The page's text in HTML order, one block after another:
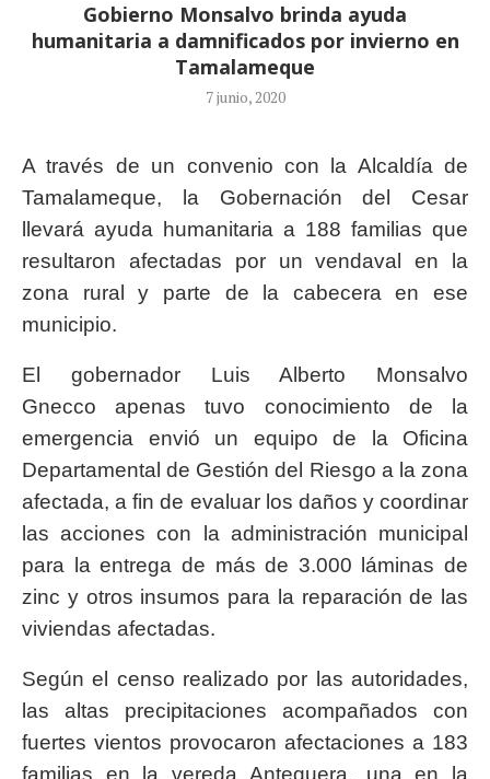
Gobierno Monsalvo brinda ayuda
humanitaria a damnificados por invierno en
Tamalameque
7 junio, 2020
A través de un convenio con la Alcaldía de
Tamalameque, la Gobernación del Cesar
llevará ayuda humanitaria a 188 familias que
resultaron afectadas por un vendaval en la
zona rural y parte de la cabecera en ese
municipio.
El gobernador Luis Alberto Monsalvo
Gnecco apenas tuvo conocimiento de la
emergencia envió un equipo de la Oficina
Departamental de Gestión del Riesgo a la zona
afectada, a fin de evaluar los daños y coordinar
las acciones con la administración municipal
para la entrega de más de 3.000 láminas de
zinc y otros insumos para la reparación de las
viviendas afectadas.
Según el censo realizado por las autoridades,
las altas precipitaciones acompañados con
fuertes vientos provocaron afectaciones a 183
familias en la vereda Antequera, una en la